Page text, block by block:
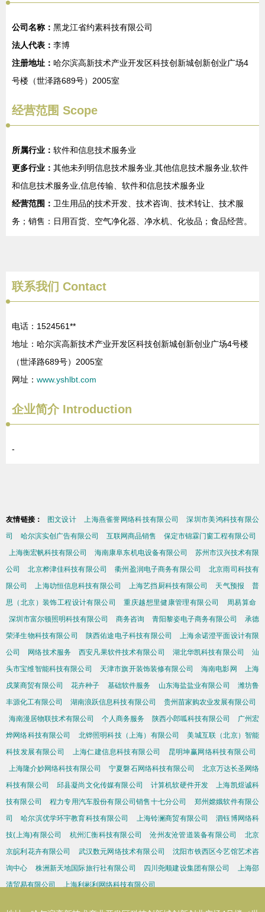
公司名称： 黑龙江省约素科技有限公司
法人代表： 李博
注册地址： 哈尔滨高新技术产业开发区科技创新城创新创业广场4
号楼（世泽路689号）2005室
经营范围 Scope
所属行业： 软件和信息技术服务业
更多行业： 其他未列明信息技术服务业,其他信息技术服务业,软件
和信息技术服务业,信息传输、软件和信息技术服务业
经营范围： 卫生用品的技术开发、技术咨询、技术转让、技术服
务；销售：日用百货、空气净化器、净水机、化妆品；食品经营。
联系我们 Contact
电话：1524561**
地址：哈尔滨高新技术产业开发区科技创新城创新创业广场4号楼
（世泽路689号）2005室
网址： www.yshlbt.com
企业简介Introduction
-
友情链接： 图文设计 上海燕雀誉网络科技有限公司
深圳市美鸿科技有限公
司
哈尔滨实创广告有限公司 互联网商品销售
保定市锦霖门窗工程有限公司
上海衡宏帆科技有限公司
海南康阜东机电设备有限公司
苏州市汉兴技术有限
公司
北京桦津佳科技有限公司 衢州盈润电子商务有限公司
北京雨司科技有
限公司
上海叻恒信息科技有限公司 上海艺挡厨科技有限公司 天气预报
普
思（北京）装饰工程设计有限公司
重庆越想里健康管理有限公司
周易算命
深圳市富尔顿照明科技有限公司
商务咨询 青阳黎姿电子商务有限公司
承德
荣泽生物科技有限公司
陕西佑途电子科技有限公司
上海余诺澄平面设计有限
公司
网络技术服务 西安凡果软件技术有限公司 湖北华凯科技有限公司
汕
头市宝维智能科技有限公司
天津市旗开装饰装修有限公司 海南电影网
上海
戍莱商贸有限公司
花卉种子 基础软件服务 山东海盐盐业有限公司
潍坊鲁
丰源化工有限公司
湖南浪跃信息科技有限公司
贵州苗家购农业发展有限公司
海南漫居物联技术有限公司
个人商务服务 陕西小郎呱科技有限公司
广州宏
烨网络科技有限公司
北铧照明科技（上海）有限公司
美城互联（北京）智能
科技发展有限公司
上海仁建信息科技有限公司
昆明坤赢网络科技有限公司
上海隆介妙网络科技有限公司
宁夏磐石网络科技有限公司
北京万达长圣网络
科技有限公司
邱县凝尚文化传媒有限公司 计算机软硬件开发
上海凯煜诚科
技有限公司
程力专用汽车股份有限公司销售十七分公司
郑州嫦娥软件有限公
司
哈尔滨优学环宇教育科技有限公司 上海铃澜商贸有限公司
泗钰博网络科
技(上海)有限公司
杭州汇衡科技有限公司 沧州友沧管道装备有限公司
北京
京皖利花卉有限公司
武汉数元网络技术有限公司
沈阳市铁西区今艺馆艺术咨
询中心
株洲新天地国际旅行社有限公司 四川尧顺建设集团有限公司
上海邵
清贸易有限公司
上海利彬利网络科技有限公司